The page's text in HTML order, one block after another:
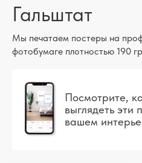
Гальштат
Мы печатаем постеры на
фотобумаге плотностью 190
Посмотрите,
выглядеть эти
вашем